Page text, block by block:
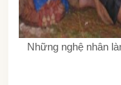
Những nghệ nhân